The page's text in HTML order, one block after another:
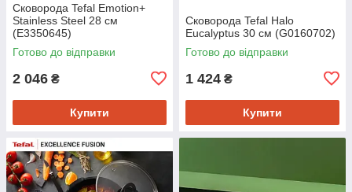
Сковорода Tefal Emotion+
Stainless Steel 28 см
(E3350645)
Готово до відправки
2 046 ₴
Купити
Сковорода Tefal Halo
Eucalyptus 30 см (G0160702)
Готово до відправки
1 424 ₴
Купити